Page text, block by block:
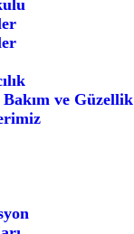
ve Güzellik